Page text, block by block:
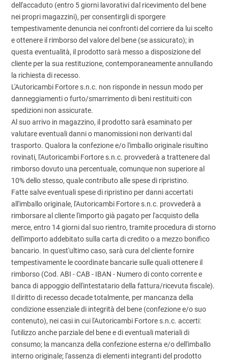
dell'accaduto (entro 5 giorni lavorativi dal ricevimento del bene
nei propri magazzini), per consentirgli di sporgere
tempestivamente denuncia nei confronti del corriere da lui scelto
e ottenere il rimborso del valore del bene (se assicurato); in
questa eventualità, il prodotto sarà messo a disposizione del
cliente per la sua restituzione, contemporaneamente annullando
la richiesta di recesso.
L'Autoricambi Fortore s.n.c. non risponde in nessun modo per
danneggiamenti o furto/smarrimento di beni restituiti con
spedizioni non assicurate.
Al suo arrivo in magazzino, il prodotto sarà esaminato per
valutare eventuali danni o manomissioni non derivanti dal
trasporto. Qualora la confezione e/o l'imballo originale risultino
rovinati, l'Autoricambi Fortore s.n.c. provvederà a trattenere dal
rimborso dovuto una percentuale, comunque non superiore al
10% dello stesso, quale contributo alle spese di ripristino.
Fatte salve eventuali spese di ripristino per danni accertati
all'imballo originale, l'Autoricambi Fortore s.n.c. provvederà a
rimborsare al cliente l'importo già pagato per l'acquisto della
merce, entro 14 giorni dal suo rientro, tramite procedura di storno
dell'importo addebitato sulla carta di credito o a mezzo bonifico
bancario. In quest'ultimo caso, sarà cura del cliente fornire
tempestivamente le coordinate bancarie sulle quali ottenere il
rimborso (Cod. ABI - CAB - IBAN - Numero di conto corrente e
banca di appoggio dell'intestatario della fattura/ricevuta fiscale).
Il diritto di recesso decade totalmente, per mancanza della
condizione essenziale di integrità del bene (confezione e/o suo
contenuto), nei casi in cui l'Autoricambi Fortore s.n.c. accerti:
l'utilizzo anche parziale del bene e di eventuali materiali di
consumo; la mancanza della confezione esterna e/o dell'imballo
interno originale; l'assenza di elementi integranti del prodotto